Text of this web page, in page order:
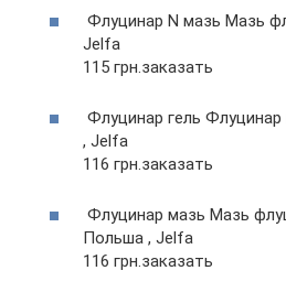
Флуцинар N мазь Мазь
Jelfa
115 грн.заказать
Флуцинар гель Флуцинар
, Jelfa
116 грн.заказать
Флуцинар мазь Мазь
Польша , Jelfa
116 грн.заказать